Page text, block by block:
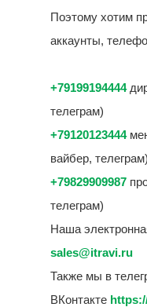
Поэтому хотим
аккаунты,
+79199194444
телеграм)
+79120123444
вайбер, телеграм)
+79829909987
телеграм)
Наша
sales@itravi.ru
Также мы в
ВКонтакте